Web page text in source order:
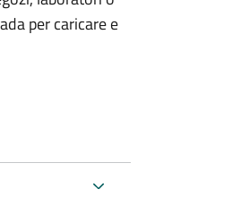
per caricare e